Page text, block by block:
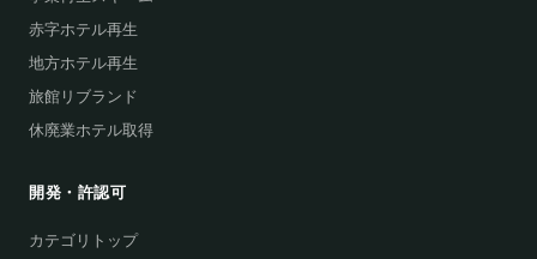
赤字ホテル再生
地方ホテル再生
旅館リブランド
休廃業ホテル取得
開発・許認可
カテゴリトップ